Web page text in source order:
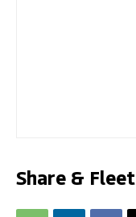
Share & Fleet